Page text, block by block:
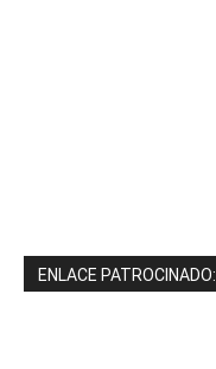
ENLACE PATROCINADO: